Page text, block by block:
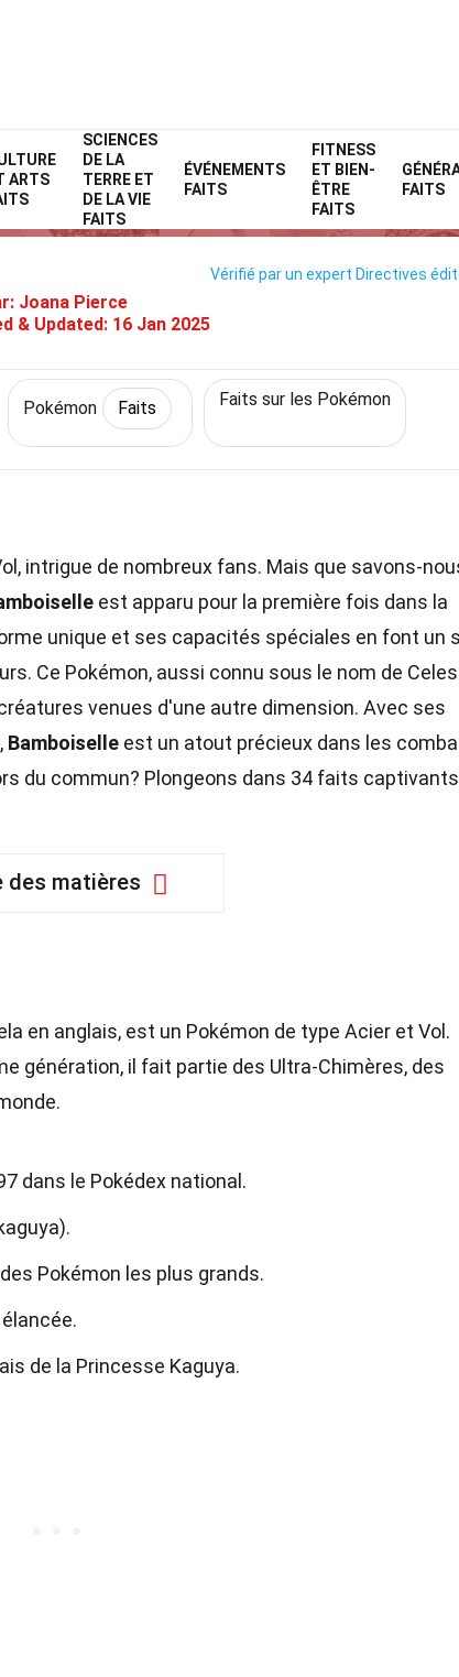
ARTS
SCIENCES
DE LA
TERRE ET
DE LA VIE
FAITS
ÉVÉNEMENTS
FAITS
FITNESS
ET BIEN-
ÊTRE
FAITS
FAITS
Home Personnages PokémonFaits
Sur Bamboiselle
Joana Pierce
& Updated: 16 Jan 2025
Vérifié par un expert Directives
Pokémon Faits Faits sur les Pokémon
intrigue de nombreux fans. Mais que savons-
est apparu pour la première fois dans la
unique et ses capacités spéciales en font un
Ce Pokémon, aussi connu sous le nom de
venues d'une autre dimension. Avec ses
Bamboiselle est un atout précieux dans les
du commun? Plongeons dans 34 faits
des matières
en anglais, est un Pokémon de type Acier et Vol.
génération, il fait partie des Ultra-Chimères, des
dans le Pokédex national.
Pokémon les plus grands.
de la Princesse Kaguya.